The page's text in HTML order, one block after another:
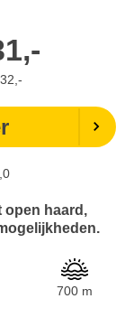
open haard,
700 m